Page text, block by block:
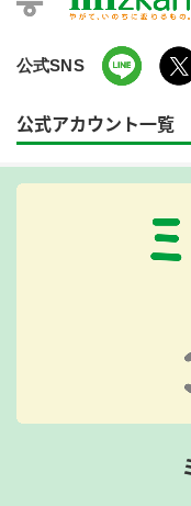
公式SNS
公式アカウント一覧